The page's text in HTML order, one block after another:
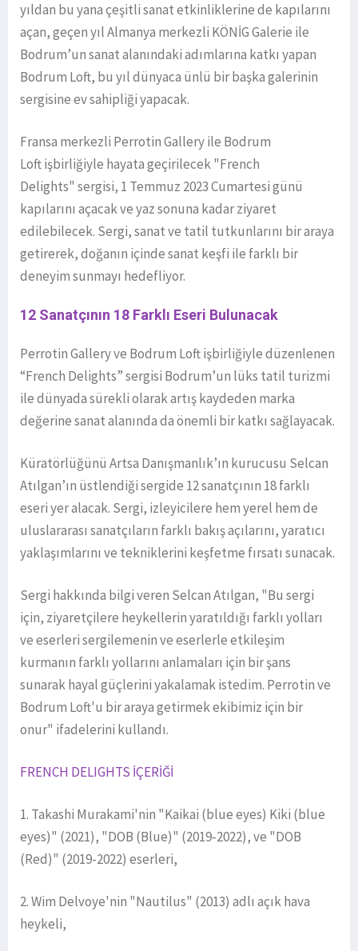
yıldan bu yana çeşitli sanat etkinliklerine de kapılarını
açan, geçen yıl Almanya merkezli KÖNİG Galerie ile
Bodrum’un sanat alanındaki adımlarına katkı yapan
Bodrum Loft, bu yıl dünyaca ünlü bir başka galerinin
sergisine ev sahipliği yapacak.
Fransa merkezli Perrotin Gallery ile Bodrum
Loft işbirliğiyle hayata geçirilecek "French
Delights" sergisi, 1 Temmuz 2023 Cumartesi günü
kapılarını açacak ve yaz sonuna kadar ziyaret
edilebilecek. Sergi, sanat ve tatil tutkunlarını bir araya
getirerek, doğanın içinde sanat keşfi ile farklı bir
deneyim sunmayı hedefliyor.
12 Sanatçının 18 Farklı Eseri Bulunacak
Perrotin Gallery ve Bodrum Loft işbirliğiyle düzenlenen
“French Delights” sergisi Bodrum’un lüks tatil turizmi
ile dünyada sürekli olarak artış kaydeden marka
değerine sanat alanında da önemli bir katkı sağlayacak.
Küratörlüğünü Artsa Danışmanlık’ın kurucusu Selcan
Atılgan’ın üstlendiği sergide 12 sanatçının 18 farklı
eseri yer alacak. Sergi, izleyicilere hem yerel hem de
uluslararası sanatçıların farklı bakış açılarını, yaratıcı
yaklaşımlarını ve tekniklerini keşfetme fırsatı sunacak.
Sergi hakkında bilgi veren Selcan Atılgan, "Bu sergi
için, ziyaretçilere heykellerin yaratıldığı farklı yolları
ve eserleri sergilemenin ve eserlerle etkileşim
kurmanın farklı yollarını anlamaları için bir şans
sunarak hayal güçlerini yakalamak istedim. Perrotin ve
Bodrum Loft'u bir araya getirmek ekibimiz için bir
onur" ifadelerini kullandı.
FRENCH DELIGHTS İÇERİĞİ
1. Takashi Murakami'nin "Kaikai (blue eyes) Kiki (blue
eyes)" (2021), "DOB (Blue)" (2019-2022), ve "DOB
(Red)" (2019-2022) eserleri,
2. Wim Delvoye'nin "Nautilus" (2013) adlı açık hava
heykeli,